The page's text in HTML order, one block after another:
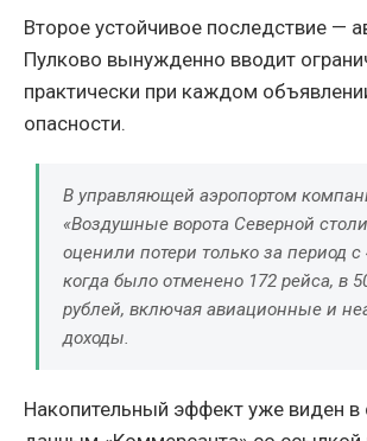
Второе устойчивое последствие —
Пулково вынужденно вводит
практически при каждом
опасности.
В управляющей аэропортом
«Воздушные ворота Северной
оценили потери только за период
когда было отменено 172 рейса, в
рублей, включая авиационные и
доходы.
Накопительный эффект уже виден в